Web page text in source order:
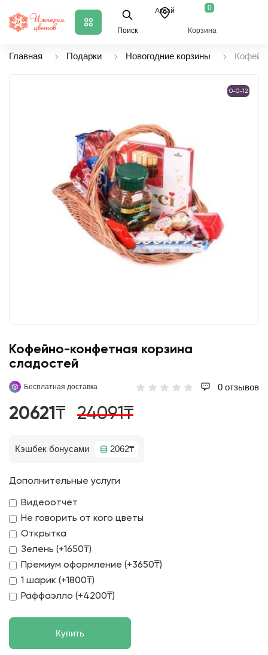
Поиск
Аксай 0
Корзина
Главная Подарки Новогодние корзины
0-0-12
Кофейно-конфетная корзина
сладостей
Бесплатная доставка 0 отзывов
20621₸ 24091₸
Кэшбек бонусами 2062₸
Дополнительные услуги
Видеоотчет
Не говорить от кого цветы
Открытка
Зелень (+1650₸)
Премиум оформление (+3650₸)
1 шарик (+1800₸)
Раффаэлло (+4200₸)
Купить